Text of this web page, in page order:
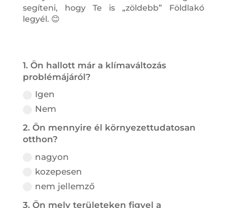
segíteni, hogy Te is „zöldebb” Földlakó
legyél. 😊
1. Ön hallott már a klímaváltozás
problémájáról?
Igen
Nem
2. Ön mennyire él környezettudatosan
otthon?
nagyon
kozepesen
nem jellemző
3. Ön mely területeken figyel a